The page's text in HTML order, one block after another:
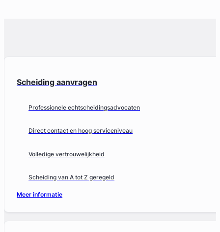
Scheiding aanvragen
Professionele echtscheidingsadvocaten
Direct contact en hoog serviceniveau
Volledige vertrouwelijkheid
Scheiding van A tot Z geregeld
Meer informatie